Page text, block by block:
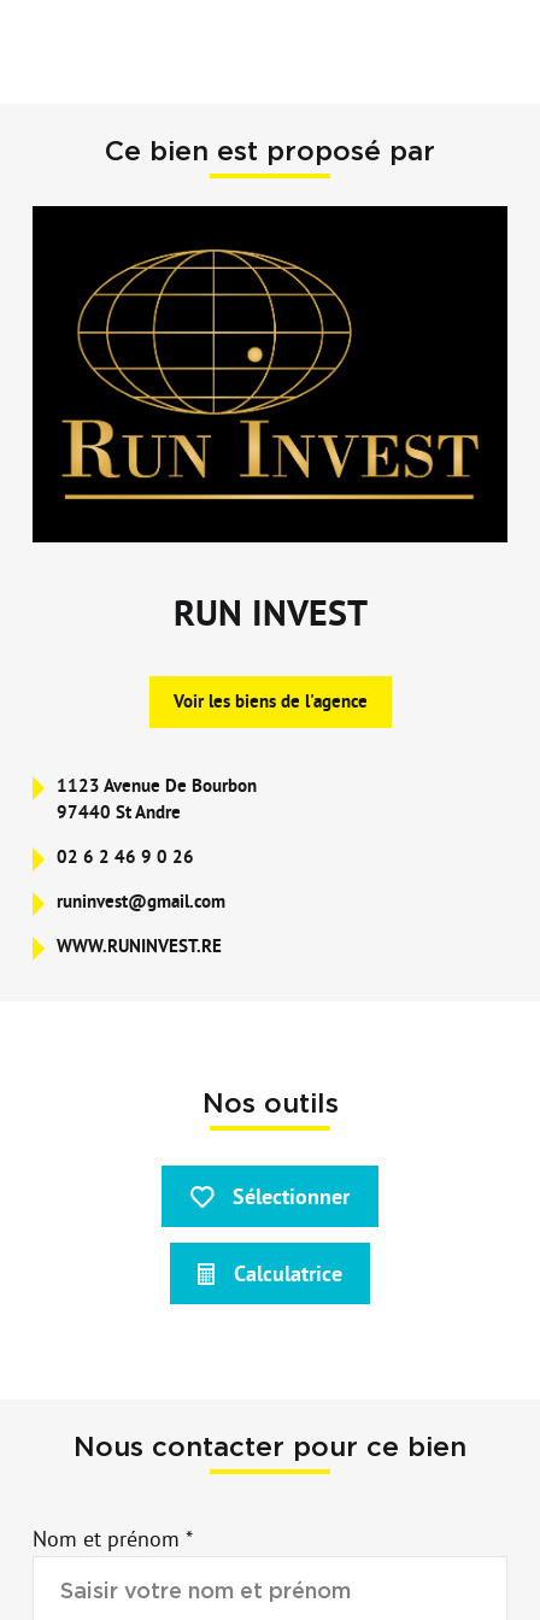
Ce bien est proposé par
RUN INVEST
Voir les biens de l'agence
1123 Avenue De Bourbon
97440 St Andre
02 6 2 46 9 0 26
runinvest@gmail.com
WWW.RUNINVEST.RE
Nos outils
Sélectionner
Calculatrice
Nous contacter pour ce bien
Nom et prénom *